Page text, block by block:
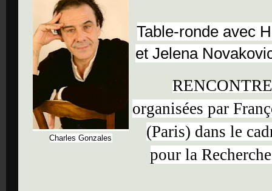
Charles Gonzales
Table-ronde avec
et Jelena
organisées par
(Paris) dans le
pour la